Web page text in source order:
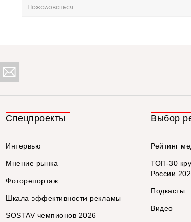
Пожаловаться
Спецпроекты
Интервью
Мнение рынка
Фоторепортаж
Шкала эффективности рекламы
SOSTAV чемпионов 2026
Выбор
Рейтинг
ТОП-30
России
Подкасты
Видео